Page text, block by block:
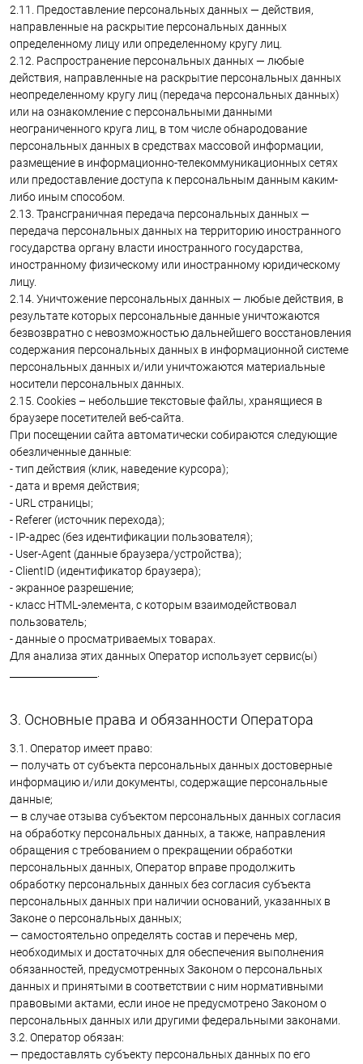
2.11. Предоставление персональных данных — действия,
направленные на раскрытие персональных данных
определенному лицу или определенному кругу лиц.
2.12. Распространение персональных данных — любые
действия, направленные на раскрытие персональных данных
неопределенному кругу лиц (передача персональных данных)
или на ознакомление с персональными данными
неограниченного круга лиц, в том числе обнародование
персональных данных в средствах массовой информации,
размещение в информационно-телекоммуникационных сетях
или предоставление доступа к персональным данным каким-
либо иным способом.
2.13. Трансграничная передача персональных данных —
передача персональных данных на территорию иностранного
государства органу власти иностранного государства,
иностранному физическому или иностранному юридическому
лицу.
2.14. Уничтожение персональных данных — любые действия, в
результате которых персональные данные уничтожаются
безвозвратно с невозможностью дальнейшего восстановления
содержания персональных данных в информационной системе
персональных данных и/или уничтожаются материальные
носители персональных данных.
2.15. Cookies – небольшие текстовые файлы, хранящиеся в
браузере посетителей веб-сайта.
При посещении сайта автоматически собираются следующие
обезличенные данные:
- тип действия (клик, наведение курсора);
- дата и время действия;
- URL страницы;
- Referer (источник перехода);
- IP-адрес (без идентификации пользователя);
- User-Agent (данные браузера/устройства);
- ClientID (идентификатор браузера);
- экранное разрешение;
- класс HTML-элемента, с которым взаимодействовал
пользователь;
- данные о просматриваемых товарах.
Для анализа этих данных Оператор использует сервис(ы)
3. Основные права и обязанности Оператора
3.1. Оператор имеет право:
— получать от субъекта персональных данных достоверные
информацию и/или документы, содержащие персональные
данные;
— в случае отзыва субъектом персональных данных согласия
на обработку персональных данных, а также, направления
обращения с требованием о прекращении обработки
персональных данных, Оператор вправе продолжить
обработку персональных данных без согласия субъекта
персональных данных при наличии оснований, указанных в
Законе о персональных данных;
— самостоятельно определять состав и перечень мер,
необходимых и достаточных для обеспечения выполнения
обязанностей, предусмотренных Законом о персональных
данных и принятыми в соответствии с ним нормативными
правовыми актами, если иное не предусмотрено Законом о
персональных данных или другими федеральными законами.
3.2. Оператор обязан:
— предоставлять субъекту персональных данных по его